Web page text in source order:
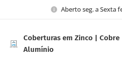
Aberto seg. a Sexta
Coberturas em Zinco | Cobre
Alumínio